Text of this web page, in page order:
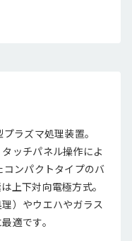
ラズマ処理装置。
ッチパネル操作によ
コンパクトタイプのバ
上下対向電極方式。
）やウエハやガラス
適です。